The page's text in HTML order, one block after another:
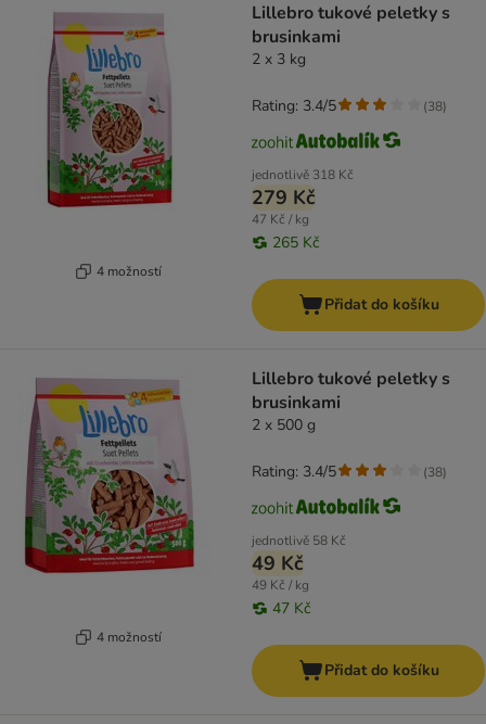
4 možností
Lillebro tukové peletky s
brusinkami
2 x 3 kg
jednotlivě 318 Kč
279 Kč
47 Kč / kg
265 Kč
Rating: 3.4/5 (38)
Přidat do košíku
4 možností
Lillebro tukové peletky s
brusinkami
2 x 500 g
jednotlivě 58 Kč
49 Kč
49 Kč / kg
47 Kč
Rating: 3.4/5 (38)
Přidat do košíku